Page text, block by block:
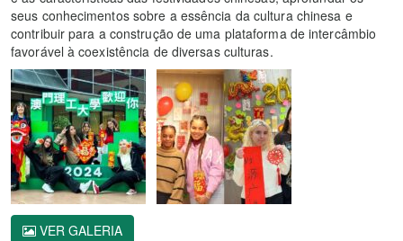
seus conhecimentos sobre a essência da cultura chinesa e
contribuir para a construção de uma plataforma de intercâmbio
favorável à coexistência de diversas culturas.
VER GALERIA